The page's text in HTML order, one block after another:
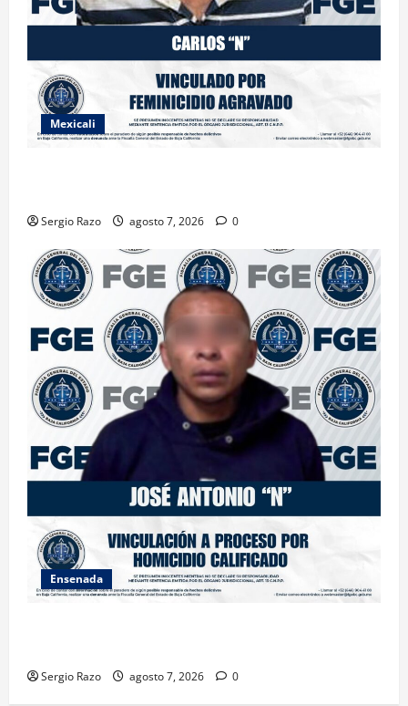
Mexicali
Sergio Razo agosto 7, 2026 0
Ensenada
Sergio Razo agosto 7, 2026 0